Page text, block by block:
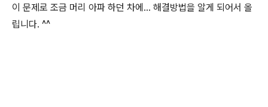
이 문제로 조금 머리 아파 하던 차에... 해결방법을 알게 되어서 올
립니다. ^^